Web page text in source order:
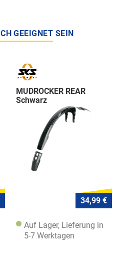
GEEIGNET SEIN
MUDROCKER REAR
Schwarz
34,99 €
Auf Lager, Lieferung in
5-7 Werktagen